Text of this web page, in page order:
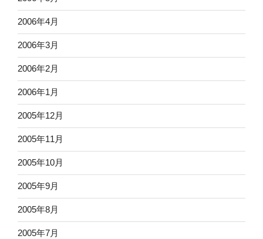
2006年4月
2006年3月
2006年2月
2006年1月
2005年12月
2005年11月
2005年10月
2005年9月
2005年8月
2005年7月